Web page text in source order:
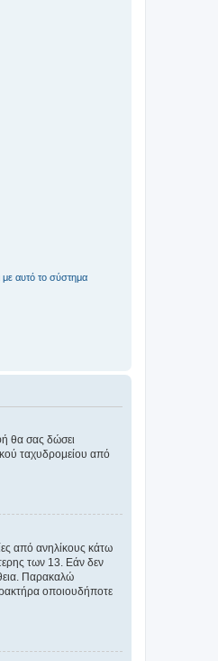
με αυτό το σύστημα
θα σας δώσει
ταχυδρομείου από
από ανηλίκους κάτω
των 13. Εάν δεν
Παρακαλώ
οποιουδήποτε